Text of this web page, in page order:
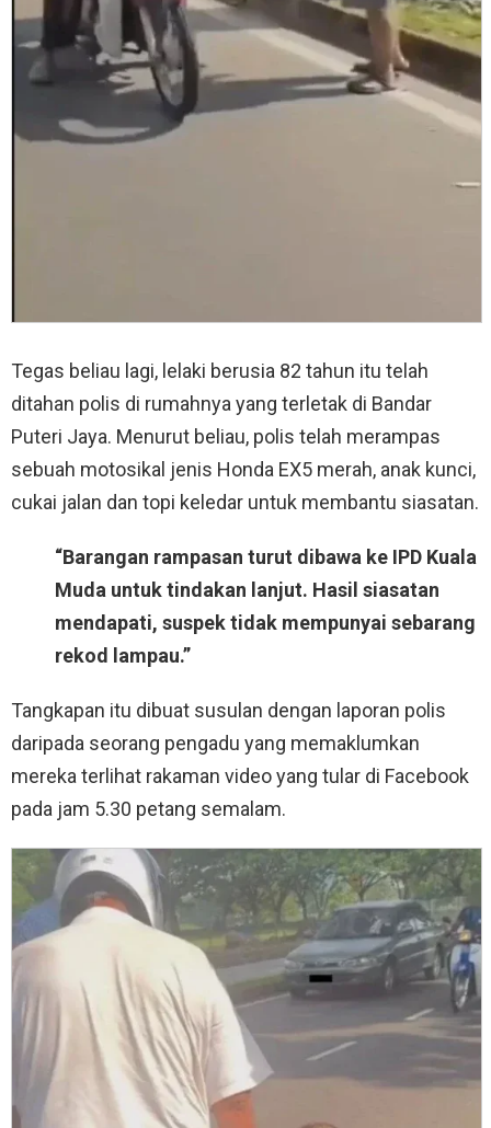
Tegas beliau lagi, lelaki berusia 82 tahun itu telah
ditahan polis di rumahnya yang terletak di Bandar
Puteri Jaya. Menurut beliau, polis telah merampas
sebuah motosikal jenis Honda EX5 merah, anak kunci,
cukai jalan dan topi keledar untuk membantu siasatan.
“Barangan rampasan turut dibawa ke IPD Kuala
Muda untuk tindakan lanjut. Hasil siasatan
mendapati, suspek tidak mempunyai sebarang
rekod lampau.”
Tangkapan itu dibuat susulan dengan laporan polis
daripada seorang pengadu yang memaklumkan
mereka terlihat rakaman video yang tular di Facebook
pada jam 5.30 petang semalam.